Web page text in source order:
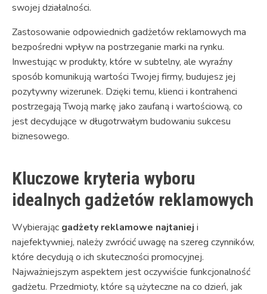
swojej działalności.
Zastosowanie odpowiednich gadżetów reklamowych ma
bezpośredni wpływ na postrzeganie marki na rynku.
Inwestując w produkty, które w subtelny, ale wyraźny
sposób komunikują wartości Twojej firmy, budujesz jej
pozytywny wizerunek. Dzięki temu, klienci i kontrahenci
postrzegają Twoją markę jako zaufaną i wartościową, co
jest decydujące w długotrwałym budowaniu sukcesu
biznesowego.
Kluczowe kryteria wyboru
idealnych gadżetów reklamowych
Wybierając gadżety reklamowe najtaniej i
najefektywniej, należy zwrócić uwagę na szereg czynników,
które decydują o ich skuteczności promocyjnej.
Najważniejszym aspektem jest oczywiście funkcjonalność
gadżetu. Przedmioty, które są użyteczne na co dzień, jak